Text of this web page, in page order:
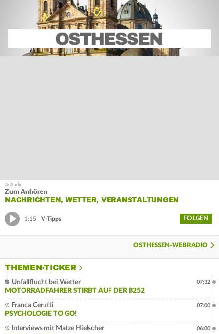
Zum Anhören
NACHRICHTEN, WETTER, VERANSTALTUNGEN
1:15 V-Tipps FOLGEN
OSTHESSEN-WEBRADIO
THEMEN-TICKER
Unfallflucht bei Wetter
MOTORRADFAHRER STIRBT AUF DER B252
07:32
Franca Cerutti
PSYCHOLOGIE TO GO!
07:00
Interviews mit Matze Hielscher
06:00